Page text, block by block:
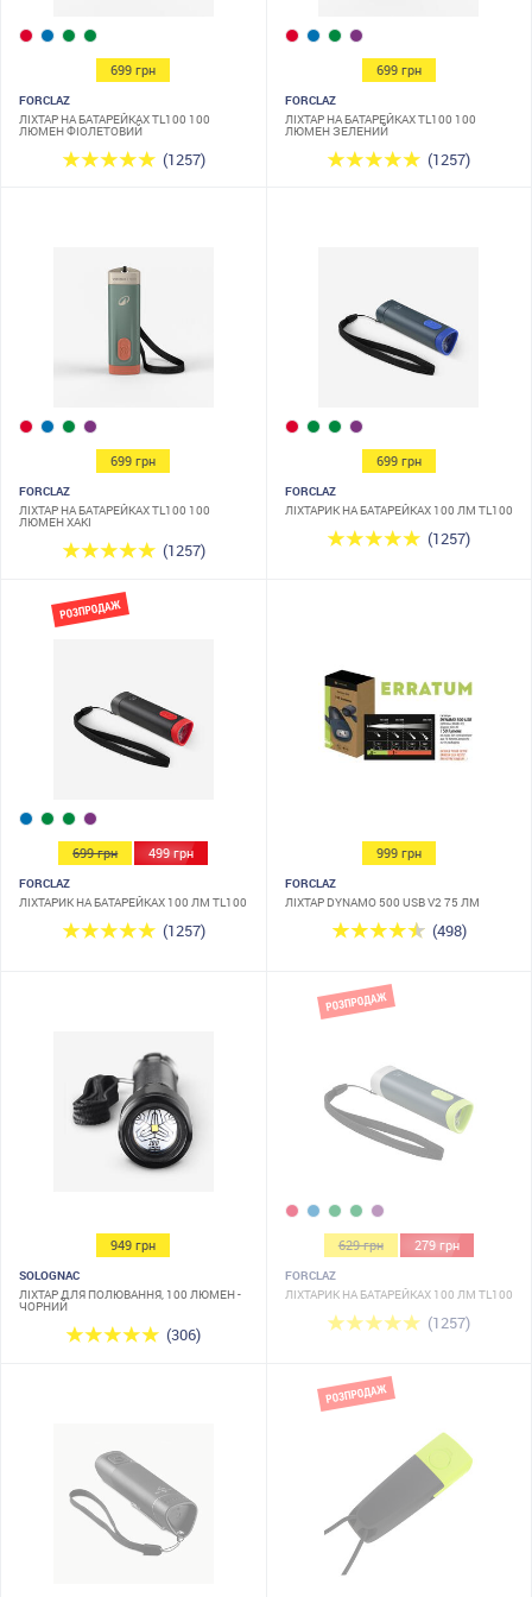
699 грн
FORCLAZ
ЛІХТАР НА БАТАРЕЙКАХ TL100 100
ЛЮМЕН ФІОЛЕТОВИЙ
(1257)
699 грн
FORCLAZ
ЛІХТАР НА БАТАРЕЙКАХ TL100 100
ЛЮМЕН ЗЕЛЕНИЙ
(1257)
699 грн
FORCLAZ
ЛІХТАР НА БАТАРЕЙКАХ TL100 100
ЛЮМЕН ХАКІ
(1257)
699 грн
FORCLAZ
ЛІХТАРИК НА БАТАРЕЙКАХ 100 ЛМ TL100
(1257)
699 грн 499 грн
FORCLAZ
ЛІХТАРИК НА БАТАРЕЙКАХ 100 ЛМ TL100
(1257)
999 грн
FORCLAZ
ЛІХТАР DYNAMO 500 USB V2 75 ЛМ
(498)
949 грн
SOLOGNAC
ЛІХТАР ДЛЯ ПОЛЮВАННЯ, 100 ЛЮМЕН -
ЧОРНИЙ
(306)
629 грн 279 грн
FORCLAZ
ЛІХТАРИК НА БАТАРЕЙКАХ 100 ЛМ TL100
(1257)